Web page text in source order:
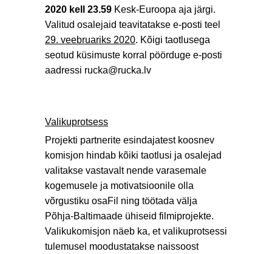
2020 kell 23.59 Kesk-Euroopa aja järgi.
Valitud osalejaid teavitatakse e-posti teel
29. veebruariks 2020. Kõigi taotlusega
seotud küsimuste korral pöörduge e-posti
aadressi rucka@rucka.lv
Valikuprotsess
Projekti partnerite esindajatest koosnev
komisjon hindab kõiki taotlusi ja osalejad
valitakse vastavalt nende varasemale
kogemusele ja motivatsioonile olla
võrgustiku osaFil ning töötada välja
Põhja-Baltimaade ühiseid filmiprojekte.
Valikukomisjon näeb ka, et valikuprotsessi
tulemusel moodustatakse naissoost